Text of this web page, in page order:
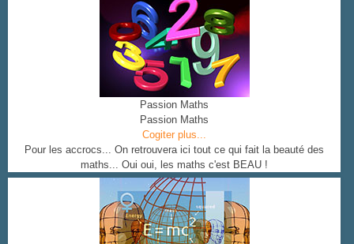
Passion Maths
Passion Maths
Cogiter plus...
Pour les accrocs... On retrouvera ici tout ce qui fait la beauté des
maths... Oui oui, les maths c'est BEAU !